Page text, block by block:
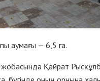
аумағы — 6,5 га.
жобасында Қайрат